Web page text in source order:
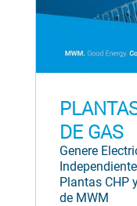
DE GAS
Genere
Plantas CHP
de MWM